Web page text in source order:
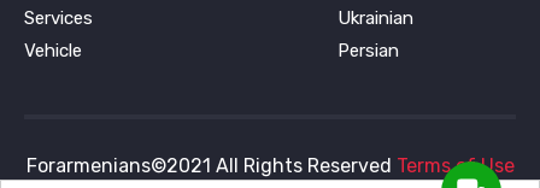
Services
Vehicle
Ukrainian
Persian
Forarmenians©2021 All Rights Reserved Terms of Use